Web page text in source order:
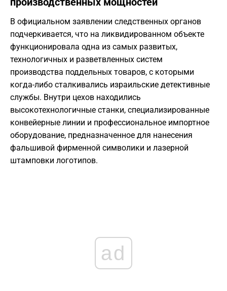
В официальном заявлении следственных органов
подчеркивается, что на ликвидированном объекте
функционировала одна из самых развитых,
технологичных и разветвленных систем
производства поддельных товаров, с которыми
когда-либо сталкивались израильские детективные
службы. Внутри цехов находились
высокотехнологичные станки, специализированные
конвейерные линии и профессиональное импортное
оборудование, предназначенное для нанесения
фальшивой фирменной символики и лазерной
штамповки логотипов.
ad